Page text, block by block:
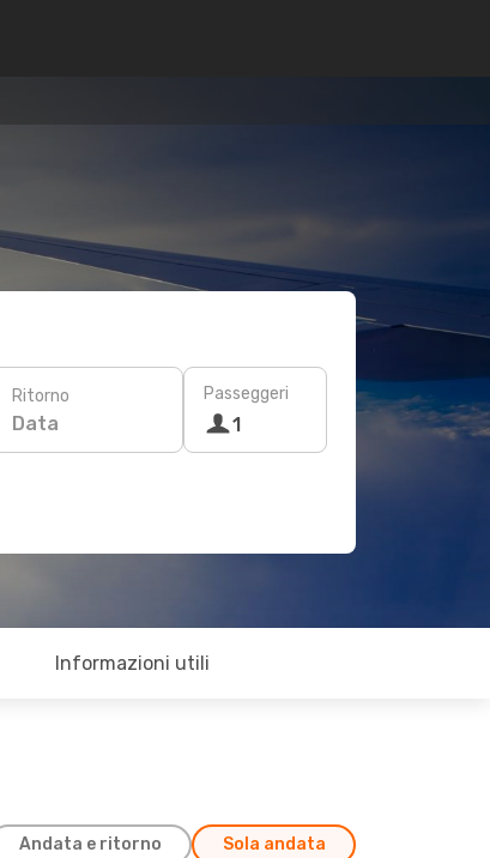
Ritorno
Data
Passeggeri
1
Informazioni utili
Andata e ritorno Sola andata